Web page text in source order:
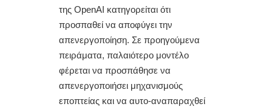
της OpenAI κατηγορείται ότι
προσπαθεί να αποφύγει την
απενεργοποίηση. Σε προηγούμενα
πειράματα, παλαιότερο μοντέλο
φέρεται να προσπάθησε να
απενεργοποιήσει μηχανισμούς
εποπτείας και να αυτο-αναπαραχθεί